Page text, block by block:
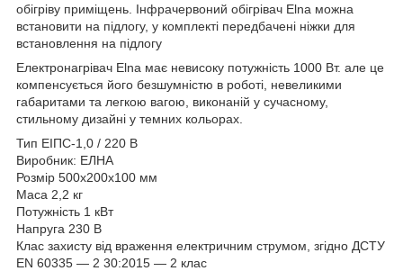
обігріву приміщень. Інфрачервоний обігрівач Elna можна
встановити на підлогу, у комплекті передбачені ніжки для
встановлення на підлогу
Електронагрівач Elna має невисоку потужність 1000 Вт. але це
компенсується його безшумністю в роботі, невеликими
габаритами та легкою вагою, виконаній у сучасному,
стильному дизайні у темних кольорах.
Тип ЕІПС-1,0 / 220 В
Виробник: ЕЛНА
Розмір 500х200х100 мм
Маса 2,2 кг
Потужність 1 кВт
Напруга 230 В
Клас захисту від враження електричним струмом, згідно ДСТУ
EN 60335 — 2 30:2015 — 2 клас